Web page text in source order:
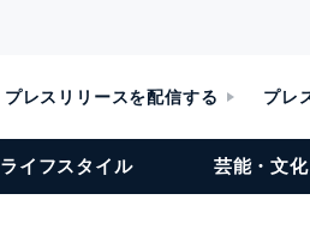
プレスリリースを配信する プレ
ライフスタイル 芸能・文化